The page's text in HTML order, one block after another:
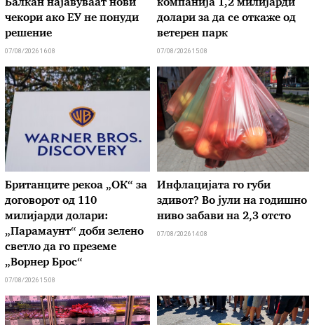
Балкан најавуваат нови
чекори ако ЕУ не понуди
решение
07/08/2026 16:08
компанија 1,2 милијарди
долари за да се откаже од
ветерен парк
07/08/2026 15:08
Британците рекоа „ОК“ за
договорот од 110
милијарди долари:
„Парамаунт“ доби зелено
светло да го преземе
„Ворнер Брос“
07/08/2026 15:08
Инфлацијата го губи
здивот? Во јули на годишно
ниво забави на 2,3 отсто
07/08/2026 14:08